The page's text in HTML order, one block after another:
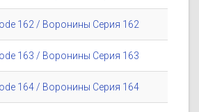
162 / Воронины Серия 162
163 / Воронины Серия 163
164 / Воронины Серия 164